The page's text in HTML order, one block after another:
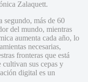
Zalaquett.
segundo, más de 60
del mundo, mientras
aumenta cada año, lo
necesarias,
fronteras que está
cultivan sus cepas y
digital es un